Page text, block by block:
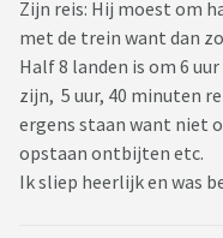
Zijn reis: Hij moest om
met de trein want dan
Half 8 landen is om 6
zijn, 5 uur, 40 minuten
ergens staan want niet
opstaan ontbijten etc.
Ik sliep heerlijk en was